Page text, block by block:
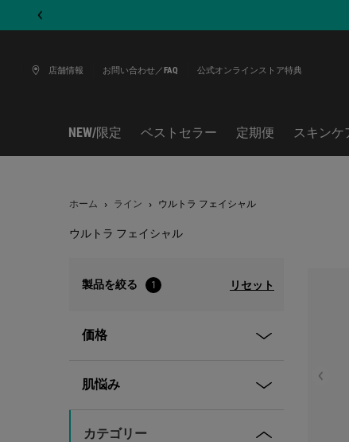
店舗情報 お問い合わせ／FAQ
公式オンラインストア特典
NEW/限定 ベストセラー 定期便 スキンケ
ホーム ライン ウルトラ フェイシャル
ウルトラ フェイシャル
製品を絞る 1 リセット
価格
肌悩み
カテゴリー